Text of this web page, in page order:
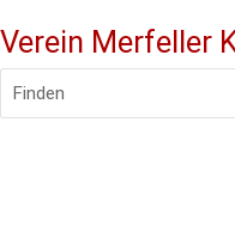
Verein Merfeller
Finden